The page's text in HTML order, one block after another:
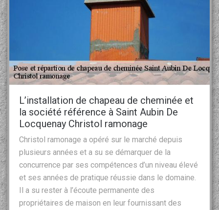
L’installation de chapeau de cheminée et
la société référence à Saint Aubin De
Locquenay Christol ramonage
Christol ramonage a opéré sur le marché depuis
plusieurs années et a su se démarquer de la
concurrence par ses compétences d’un niveau élevé
et ses années de pratique réussie dans le domaine.
Il a su rester à l’écoute permanente des
propriétaires de maison en leur fournissant des